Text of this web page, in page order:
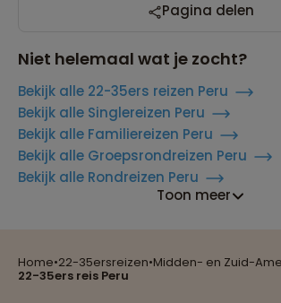
Home•22-35ersreizen•Midden- en Zuid-
22-35ers reis Peru
Pagina delen
Niet helemaal wat je zocht?
Bekijk alle 22-35ers reizen Peru
Bekijk alle Singlereizen Peru
Bekijk alle Familiereizen Peru
Bekijk alle Groepsrondreizen Peru
Bekijk alle Rondreizen Peru
Toon meer
Reizen met oog voor mens,
Groepsreizen mét indivuele